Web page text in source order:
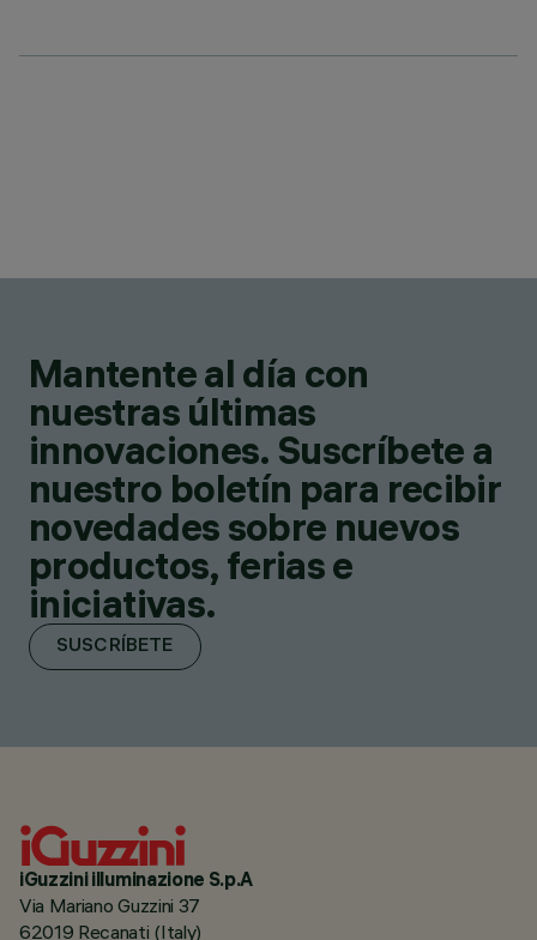
Mantente al día con
nuestras últimas
innovaciones. Suscríbete a
nuestro boletín para recibir
novedades sobre nuevos
productos, ferias e
iniciativas.
SUSCRÍBETE
iGuzzini illuminazione S.p.A
Via Mariano Guzzini 37
62019 Recanati (Italy)